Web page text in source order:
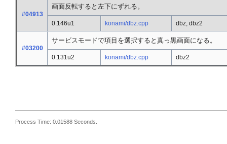
#04913
画面反転すると左下にずれる。
0.146u1 konami/dbz.cpp dbz, dbz2
#03200
サービスモードで項目を選択すると真っ黒画面になる。
0.131u2 konami/dbz.cpp dbz2
Process Time: 0.01588 Seconds.